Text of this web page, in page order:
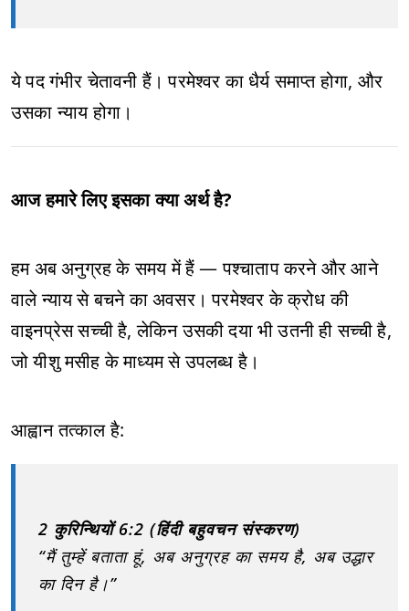
ये पद गंभीर चेतावनी हैं। परमेश्वर का धैर्य समाप्त होगा, और
उसका न्याय होगा।
आज हमारे लिए इसका क्या अर्थ है?
हम अब अनुग्रह के समय में हैं — पश्चाताप करने और आने
वाले न्याय से बचने का अवसर। परमेश्वर के क्रोध की
वाइनप्रेस सच्ची है, लेकिन उसकी दया भी उतनी ही सच्ची है,
जो यीशु मसीह के माध्यम से उपलब्ध है।
आह्वान तत्काल है:
2 कुरिन्थियों 6:2 (हिंदी बहुवचन संस्करण)
“मैं तुम्हें बताता हूं, अब अनुग्रह का समय है, अब उद्धार
का दिन है।”